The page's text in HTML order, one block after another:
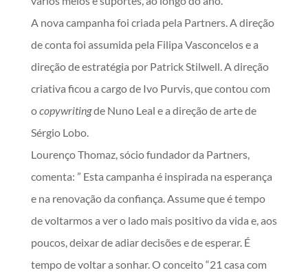
A nova campanha foi criada pela Partners. A direção
de conta foi assumida pela Filipa Vasconcelos e a
direção de estratégia por Patrick Stilwell. A direção
criativa ficou a cargo de Ivo Purvis, que contou com
ocopywritingde Nuno Leal e a direção de arte de
Sérgio Lobo.
Lourenço Thomaz, sócio fundador da Partners,
comenta: ” Esta campanha é inspirada na esperança
e na renovação da confiança. Assume que é tempo
de voltarmos a ver o lado mais positivo da vida e, aos
poucos, deixar de adiar decisões e de esperar. É
tempo de voltar a sonhar. O conceito “21 casa com